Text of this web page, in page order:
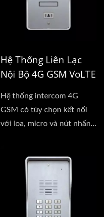
Hệ Thống Liên Lạc
Nội Bộ 4G GSM VoLTE
Hệ thống intercom 4G
GSM có tùy chọn kết nối
với loa, micro và nút nhấn -